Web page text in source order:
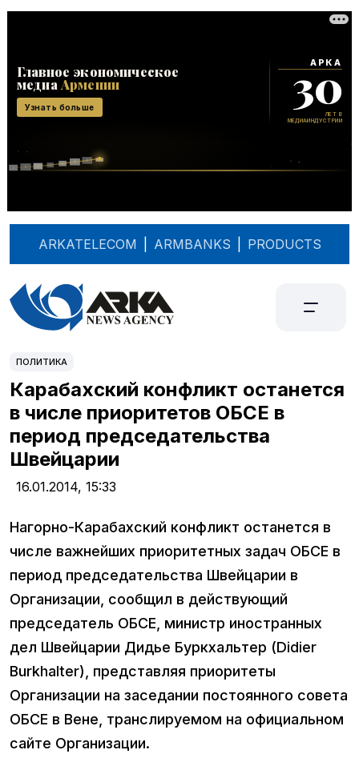
ARKATELECOM ARMBANKS PRODUCTS
ПОЛИТИКА
Карабахский конфликт останется
в числе приоритетов ОБСЕ в
период председательства
Швейцарии
16.01.2014, 15:33
Нагорно-Карабахский конфликт останется в
числе важнейших приоритетных задач ОБСЕ в
период председательства Швейцарии в
Организации, сообщил в действующий
председатель ОБСЕ, министр иностранных
дел Швейцарии Дидье Буркхальтер (Didier
Burkhalter), представляя приоритеты
Организации на заседании постоянного совета
ОБСЕ в Вене, транслируемом на официальном
сайте Организации.